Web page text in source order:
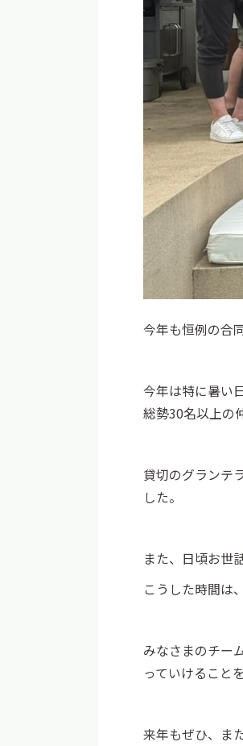
今年も恒例の合
今年は特に暑い
総勢30名以上の
貸切のグランテ
した。
また、日頃お世
こうした時間は
みなさまのチー
っていけること
来年もぜひ、ま